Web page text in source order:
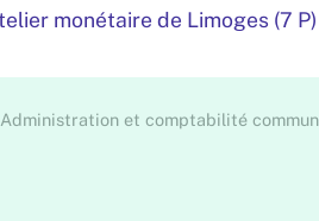
monétaire de Limoges (7 P)
Administration et comptabilité